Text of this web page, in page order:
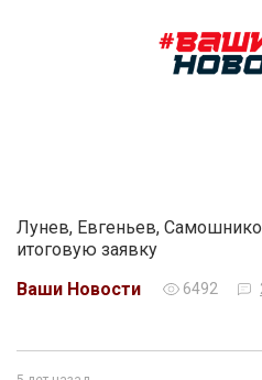
Лунев, Евгеньев,
итоговую заявку
Ваши Новости
6492